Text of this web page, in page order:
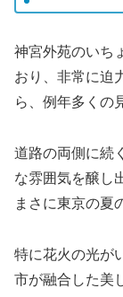
神宮外苑のいち
おり、非常に迫
ら、例年多くの
道路の両側に続
な雰囲気を醸し
まさに東京の夏
特に花火の光が
市が融合した美